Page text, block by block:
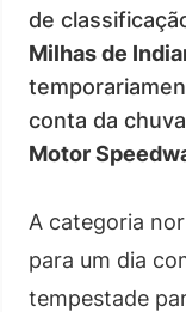
de
Milhas de
conta da
Motor
A categoria
para um dia
tempestade